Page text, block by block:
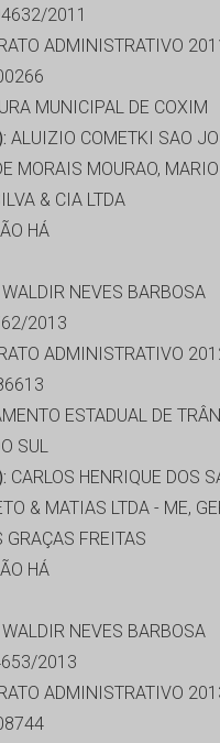
2011
ADMINISTRATIVO
MUNICIPAL DE COXIM
ALUIZIO COMETKI SAO
MORAIS MOURAO,
& CIA LTDA
HÁ
NEVES BARBOSA
2013
ADMINISTRATIVO
ESTADUAL DE
SUL
CARLOS HENRIQUE DOS
& MATIAS LTDA - ME,
GRAÇAS FREITAS
HÁ
NEVES BARBOSA
2013
ADMINISTRATIVO